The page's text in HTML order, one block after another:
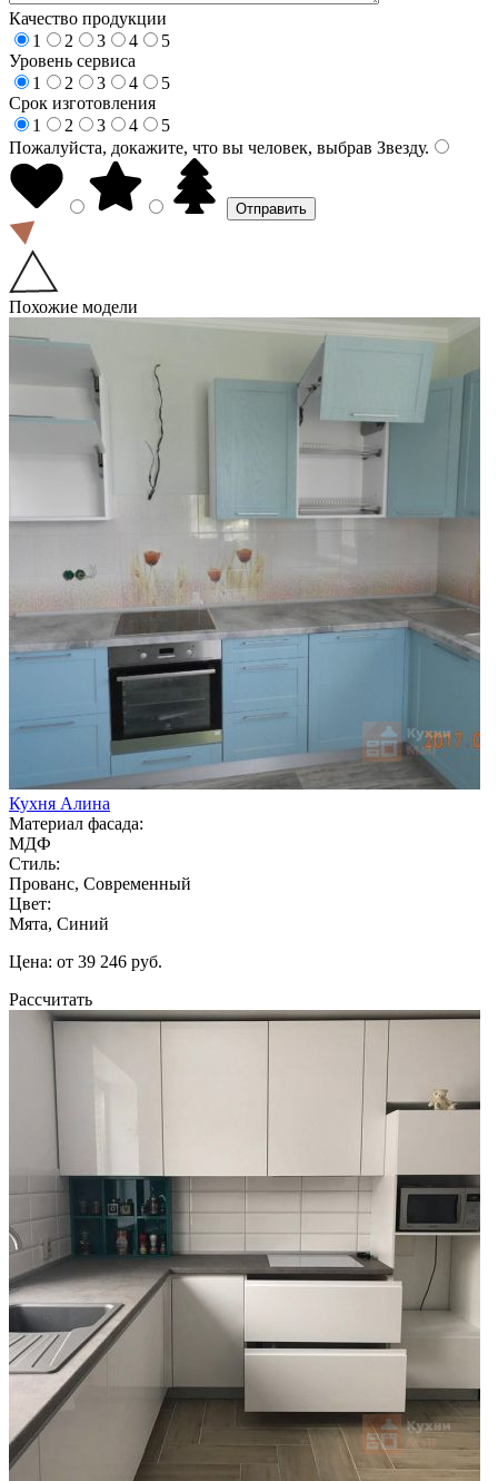
Качество продукции
1
2 3 4
5
Уровень сервиса
1
2 3 4
5
Срок изготовления
1
2 3 4
5
Пожалуйста, докажите, что вы человек, выбрав Звезду.
Похожие модели
Кухня Алина
Материал фасада:
МДФ
Стиль:
Прованс, Современный
Цвет:
Мята, Синий
Цена: от 39 246 руб.
Рассчитать